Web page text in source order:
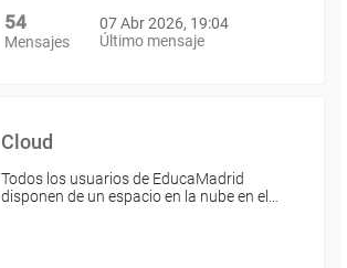
54
Mensajes
07 Abr 2026, 19:04
Último mensaje
Cloud
Todos los usuarios de EducaMadrid
disponen de un espacio en la nube en el…